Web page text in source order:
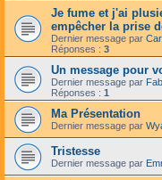
Je fume et j'ai
empêcher la prise
Dernier message par
Réponses : 3
Un message pour
Dernier message par
Réponses : 1
Ma Présentation
Dernier message par
Tristesse
Dernier message par